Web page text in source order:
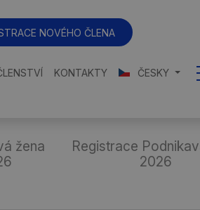
NOVÉHO ČLENA
KONTAKTY ČESKY
žena
Registrace
2026